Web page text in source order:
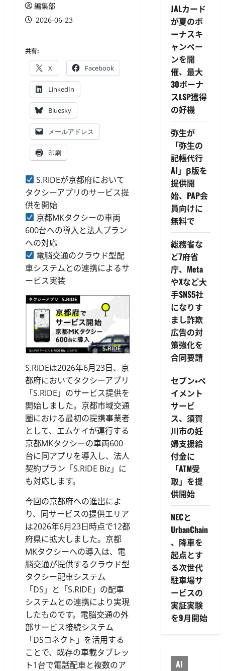
編集部
2026-06-23
共有:
X Facebook
LinkedIn
Bluesky
メールアドレス
印刷
S.RIDEが京都府において
タクシーアプリのサービス提
供を開始
京都MKタクシーの車両
600台への導入と法人プラン
への対応
電脳交通のクラウド型配
車システムとの連携によるサ
ービス実装
S.RIDEは2026年6月23日、京
都府においてタクシーアプリ
「S.RIDE」のサービス提供を
開始しました。京都市域交通
圏における最初の提携事業者
として、エムケイが運行する
京都MKタクシーの車両600
台に同アプリを導入し、法人
契約プラン「S.RIDE Biz」に
も対応します。
今回の京都府への進出によ
り、同サービスの提供エリア
は2026年6月23日時点で12都
府県に拡大しました。京都
MKタクシーへの導入は、電
脳交通が提供するクラウド型
タクシー配車システム
「DS」と「S.RIDE」の配車
システムとの連携により実現
したものです。電脳交通の外
部サービス接続システム
「DSコネクト」を活用する
ことで、既存の車載タブレッ
ト1台で電話配車と複数のア
JALカード
が夏のボ
ーナスキ
ャンペー
ンを開
催、最大
30ボーナ
スLSP獲得
の好機
弥生が
「弥生の
記帳代行
AI」β版を
提供開
始、PAP会
員向けに
無料で
総務省な
ど7府省
庁、Meta
やXなど大
手SNS5社
になりす
まし詐欺
広告の対
策強化を
合同要請
セブン・ペ
イメント
サービ
ス、須賀
川市の妊
婦支援給
付金に
「ATM受
取」を提
供開始
NECと
UrbanChain
、降車を
起点とす
る次世代
駐車場サ
ービスの
実証実験
を9月開始
AI